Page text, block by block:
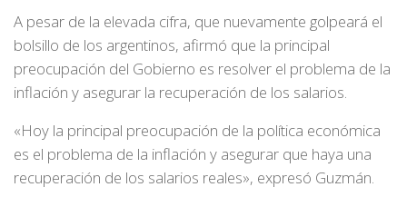
A pesar de la elevada cifra, que nuevamente golpeará el
bolsillo de los argentinos, afirmó que la principal
preocupación del Gobierno es resolver el problema de la
inflación y asegurar la recuperación de los salarios.
«Hoy la principal preocupación de la política económica
es el problema de la inflación y asegurar que haya una
recuperación de los salarios reales», expresó Guzmán.